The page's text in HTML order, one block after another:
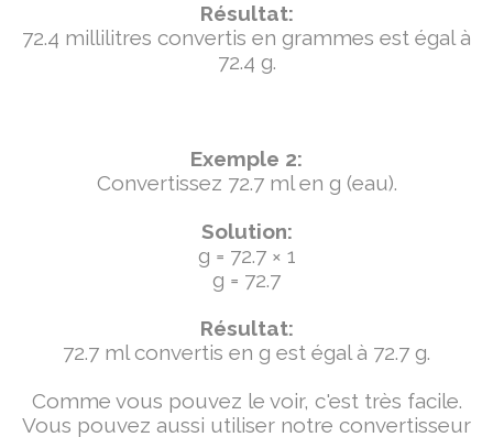
Résultat:
72.4 millilitres convertis en grammes est égal à
72.4 g.
Exemple 2:
Convertissez 72.7 ml en g (eau).
Solution:
g = 72.7 × 1
g = 72.7
Résultat:
72.7 ml convertis en g est égal à 72.7 g.
Comme vous pouvez le voir, c'est très facile.
Vous pouvez aussi utiliser notre convertisseur